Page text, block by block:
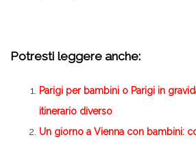
Potresti leggere anche:
Parigi per bambini o Parigi in
itinerario diverso
Un giorno a Vienna con bambini: